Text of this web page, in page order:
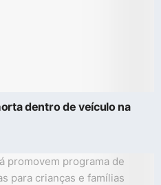
dentro de veículo na